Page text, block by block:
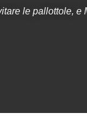
le pallottole, e